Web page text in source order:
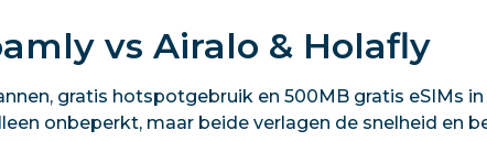
vs Airalo & Holafly
gratis hotspotgebruik en 500MB gratis eSIMs in
onbeperkt, maar beide verlagen de snelheid en